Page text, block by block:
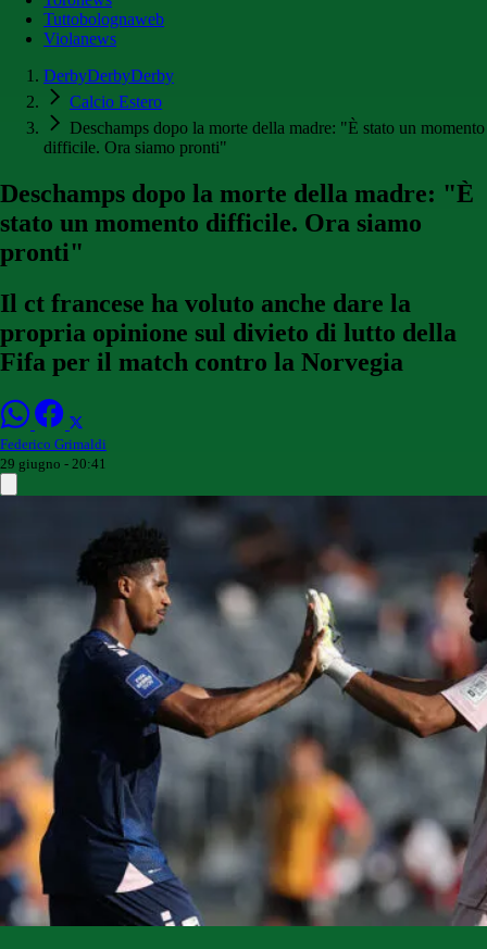
Tuttobolognaweb
Violanews
DerbyDerbyDerby
Calcio Estero
Deschamps dopo la morte della madre: "È stato un momento
difficile. Ora siamo pronti"
Deschamps dopo la morte della madre: "È
stato un momento difficile. Ora siamo
pronti"
Il ct francese ha voluto anche dare la
propria opinione sul divieto di lutto della
Fifa per il match contro la Norvegia
Federico Grimaldi
29 giugno - 20:41